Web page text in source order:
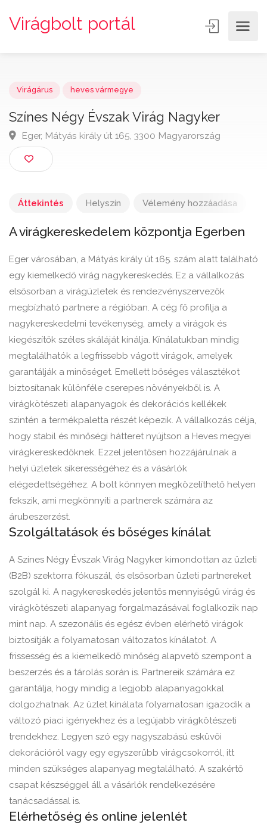
Virágbolt portál
Színes Négy Évszak Virág Nagyker
Eger, Mátyás király út 165, 3300 Magyarország
Áttekintés Helyszín Vélemény hozzáadása
A virágkereskedelem központja Egerben
Eger városában, a Mátyás király út 165. szám alatt található
egy kiemelkedő virág nagykereskedés. Ez a vállalkozás
elsősorban a virágüzletek és rendezvényszervezők
megbízható partnere a régióban. A cég fő profilja a
nagykereskedelmi tevékenység, amely a virágok és
kiegészítők széles skáláját kínálja. Kínálatukban mindig
megtalálhatók a legfrissebb vágott virágok, amelyek
garantálják a minőséget. Emellett bőséges választékot
biztosítanak különféle cserepes növényekből is. A
virágkötészeti alapanyagok és dekorációs kellékek
szintén a termékpaletta részét képezik. A vállalkozás célja,
hogy stabil és minőségi hátteret nyújtson a Heves megyei
virágkereskedőknek. Ezzel jelentősen hozzájárulnak a
helyi üzletek sikerességéhez és a vásárlók
elégedettségéhez. A bolt könnyen megközelíthető helyen
fekszik, ami megkönnyíti a partnerek számára az
árubeszerzést.
Szolgáltatások és bőséges kínálat
A Színes Négy Évszak Virág Nagyker kimondottan az üzleti
(B2B) szektorra fókuszál, és elsősorban üzleti partnereket
szolgál ki. A nagykereskedés jelentős mennyiségű virág és
virágkötészeti alapanyag forgalmazásával foglalkozik nap
mint nap. A szezonális és egész évben elérhető virágok
biztosítják a folyamatosan változatos kínálatot. A
frissesség és a kiemelkedő minőség alapvető szempont a
beszerzés és a tárolás során is. Partnereik számára ez
garantálja, hogy mindig a legjobb alapanyagokkal
dolgozhatnak. Az üzlet kínálata folyamatosan igazodik a
változó piaci igényekhez és a legújabb virágkötészeti
trendekhez. Legyen szó egy nagyszabású esküvői
dekorációról vagy egy egyszerűbb virágcsokorról, itt
minden szükséges alapanyag megtalálható. A szakértő
csapat készséggel áll a vásárlók rendelkezésére
tanácsadással is.
Elérhetőség és online jelenlét